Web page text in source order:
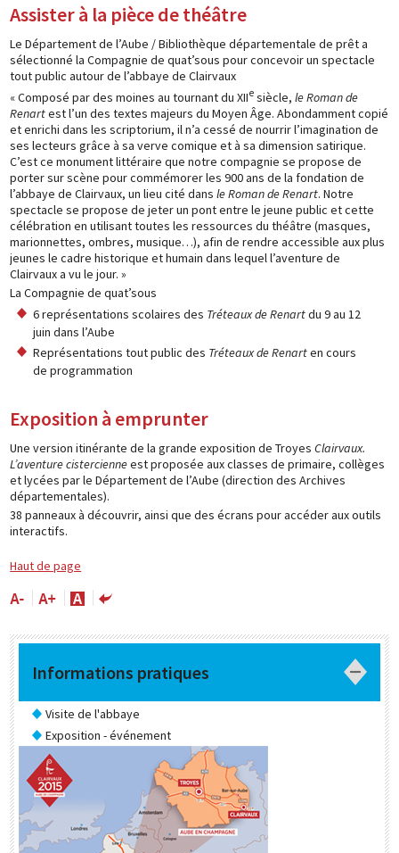
Assister à la pièce de théâtre
Le Département de l’Aube / Bibliothèque départementale de prêt a
sélectionné la Compagnie de quat’sous pour concevoir un spectacle
tout public autour de l’abbaye de Clairvaux
« Composé par des moines au tournant du XIIe siècle,le Roman de
Renartest l’un des textes majeurs du Moyen Âge. Abondamment copié
et enrichi dans les scriptorium, il n’a cessé de nourrir l’imagination de
ses lecteurs grâce à sa verve comique et à sa dimension satirique.
C’est ce monument littéraire que notre compagnie se propose de
porter sur scène pour commémorer les 900 ans de la fondation de
l’abbaye de Clairvaux, un lieu cité dansle Roman de Renart. Notre
spectacle se propose de jeter un pont entre le jeune public et cette
célébration en utilisant toutes les ressources du théâtre (masques,
marionnettes, ombres, musique…), afin de rendre accessible aux plus
jeunes le cadre historique et humain dans lequel l’aventure de
Clairvaux a vu le jour. »
La Compagnie de quat’sous
6 représentations scolaires des Tréteaux de Renartdu 9 au 12
juin dans l’Aube
Représentations tout public des Tréteaux de Renarten cours
de programmation
Exposition à emprunter
Une version itinérante de la grande exposition de TroyesClairvaux.
L’aventure cistercienneest proposée aux classes de primaire, collèges
et lycées par le Département de l’Aube (direction des Archives
départementales).
38 panneaux à découvrir, ainsi que des écrans pour accéder aux outils
interactifs.
Haut de page
Informations pratiques
Visite de l'abbaye
Exposition - événement